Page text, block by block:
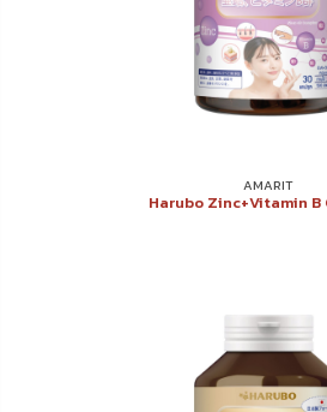
AMARIT
Harubo Zinc+Vitamin B